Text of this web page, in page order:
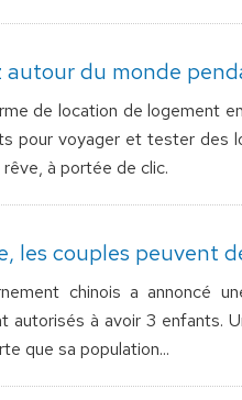
autour du monde
de location de logement
pour voyager et tester des
à portée de clic.
les couples peuvent
chinois a annoncé
autorisés à avoir 3 enfants.
que sa population...